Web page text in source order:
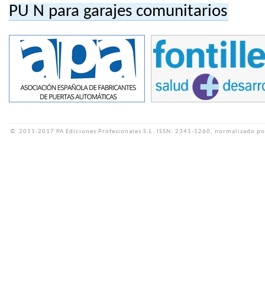
PU N para garajes comunitarios
© 2011-2017 PA Ediciones Profesionales S.L. ISSN: 2341-1260, normalizado